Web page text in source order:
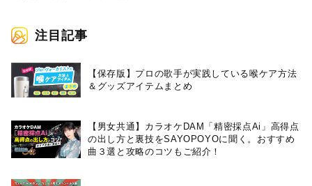
注目記事
【保存版】プロの歌手が実践している喉ケア⽅法
＆グッズアイテムまとめ
【男女共通】カラオケDAM「精密採点Ai」高得点
の出し方と裏技をSAYOPOYOに聞く。おすすめ
曲３選と攻略のコツもご紹介！